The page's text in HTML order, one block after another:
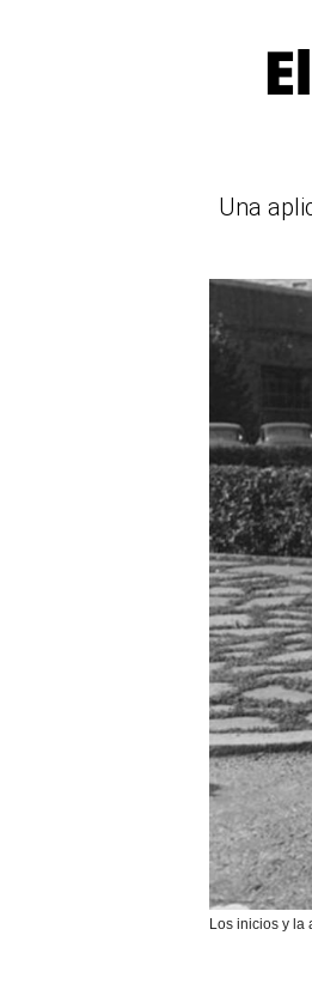
Una
Los inicios y la